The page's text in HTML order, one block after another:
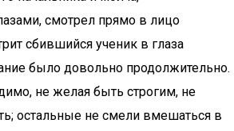
смотрел прямо в лицо
сбившийся ученик в глаза
было довольно продолжительно.
не желая быть строгим, не
остальные не смели вмешаться в